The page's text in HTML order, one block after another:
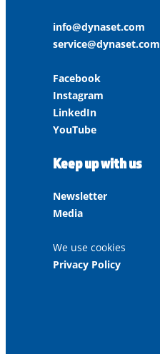
info@dynaset.com
service@dynaset.com
Facebook
Instagram
LinkedIn
YouTube
Keep up with us
Newsletter
Media
We use cookies
Privacy Policy